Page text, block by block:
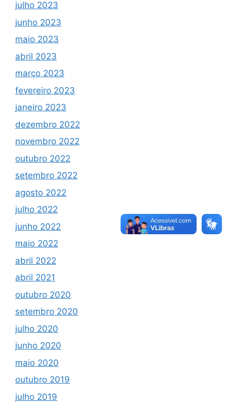
julho 2023
junho 2023
maio 2023
abril 2023
março 2023
fevereiro 2023
janeiro 2023
dezembro 2022
novembro 2022
outubro 2022
setembro 2022
agosto 2022
julho 2022
junho 2022
maio 2022
abril 2022
abril 2021
outubro 2020
setembro 2020
julho 2020
junho 2020
maio 2020
outubro 2019
julho 2019